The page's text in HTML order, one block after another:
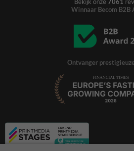
Bekijk onze 7061
Winnaar Becom B2B
Ontvanger